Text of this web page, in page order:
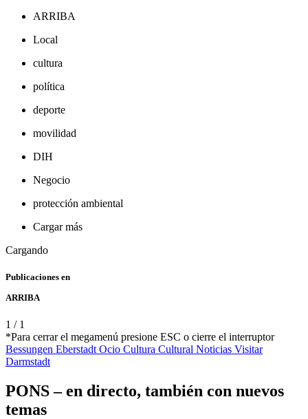
ARRIBA
Local
cultura
política
deporte
movilidad
DIH
Negocio
protección ambiental
Cargar más
Cargando
Publicaciones en
ARRIBA
1 / 1
*Para cerrar el megamenú presione ESC o cierre el interruptor
Bessungen Eberstadt Ocio Cultura Cultural Noticias Visitar
Darmstadt
PONS – en directo, también con nuevos
temas